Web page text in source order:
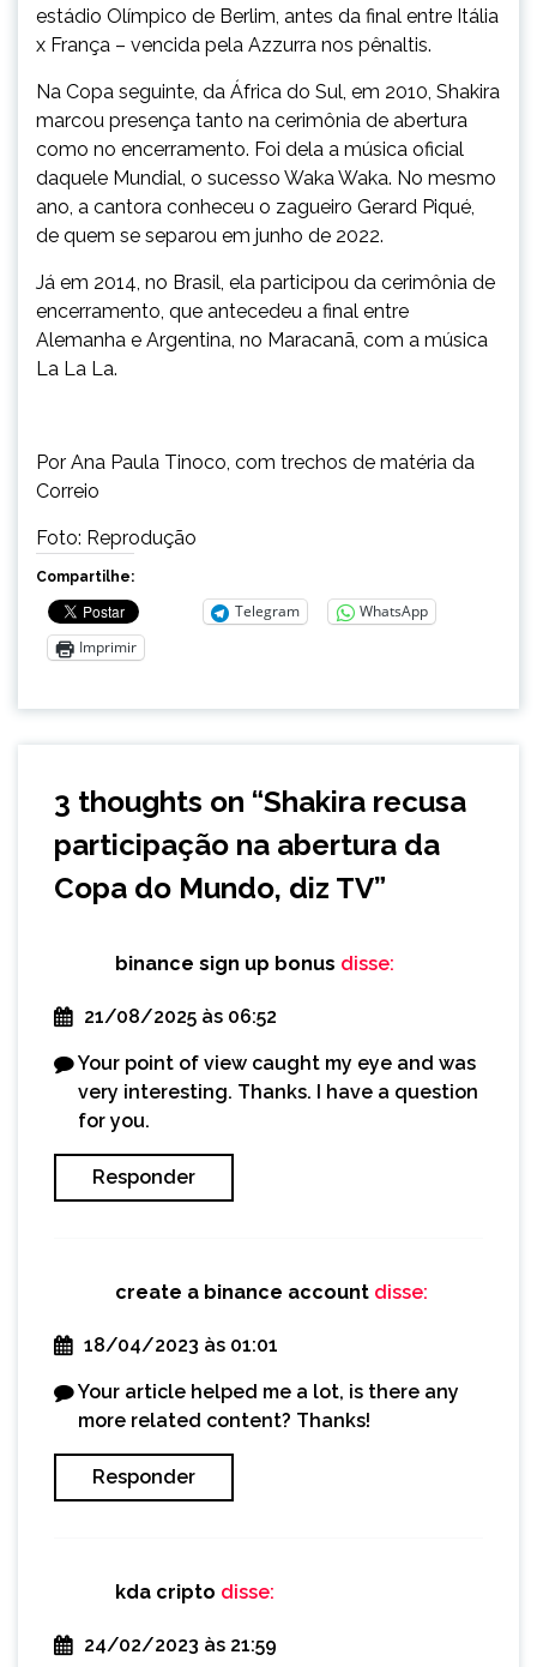
estádio Olímpico de Berlim, antes da final entre Itália
x França – vencida pela Azzurra nos pênaltis.
Na Copa seguinte, da África do Sul, em 2010, Shakira
marcou presença tanto na cerimônia de abertura
como no encerramento. Foi dela a música oficial
daquele Mundial, o sucesso Waka Waka. No mesmo
ano, a cantora conheceu o zagueiro Gerard Piqué,
de quem se separou em junho de 2022.
Já em 2014, no Brasil, ela participou da cerimônia de
encerramento, que antecedeu a final entre
Alemanha e Argentina, no Maracanã, com a música
La La La.
Por Ana Paula Tinoco, com trechos de matéria da
Correio
Foto: Reprodução
Compartilhe:
Telegram
WhatsApp
Imprimir
3 thoughts on “Shakira recusa
participação na abertura da
Copa do Mundo, diz TV”
binance sign up bonus disse:
21/08/2025 às 06:52
Your point of view caught my eye and was
very interesting. Thanks. I have a question
for you.
Responder
create a binance account disse:
18/04/2023 às 01:01
Your article helped me a lot, is there any
more related content? Thanks!
Responder
kda cripto disse:
24/02/2023 às 21:59